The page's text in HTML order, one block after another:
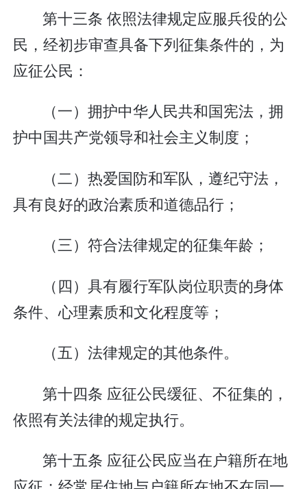
第十三条 依照法律规定应服兵役的公
民，经初步审查具备下列征集条件的，为
应征公民：
（一）拥护中华人民共和国宪法，拥
护中国共产党领导和社会主义制度；
（二）热爱国防和军队，遵纪守法，
具有良好的政治素质和道德品行；
（三）符合法律规定的征集年龄；
（四）具有履行军队岗位职责的身体
条件、心理素质和文化程度等；
（五）法律规定的其他条件。
第十四条 应征公民缓征、不征集的，
依照有关法律的规定执行。
第十五条 应征公民应当在户籍所在地